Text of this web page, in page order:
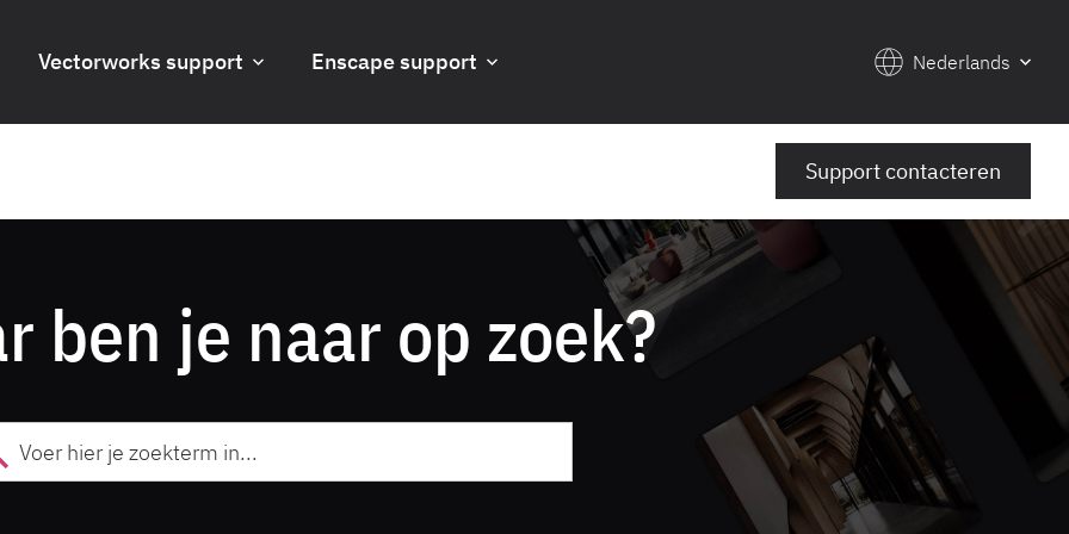
Vectorworks support Enscape support Nederlands
Support contacteren
ben je naar op zoek?